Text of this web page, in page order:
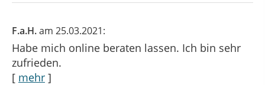
F.a.H.am 25.03.2021:
Habe mich online beraten lassen. Ich bin sehr
zufrieden.
[ mehr ]